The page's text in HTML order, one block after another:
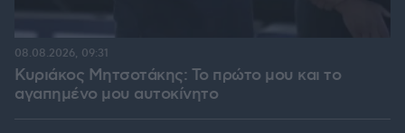
Κυριάκος Μητσοτάκης: Το πρώτο μου και το
αγαπημένο μου αυτοκίνητο
08.08.2026, 09:31